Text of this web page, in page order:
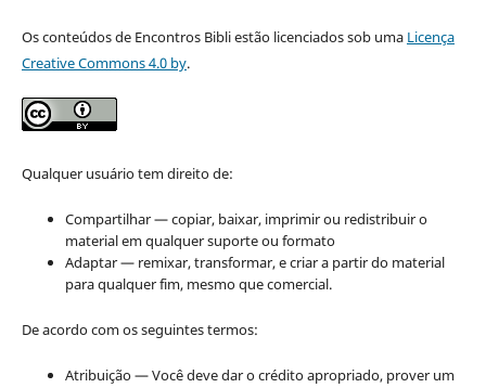
Os conteúdos de Encontros Bibli estão licenciados sob uma Licença
Creative Commons 4.0 by.
Qualquer usuário tem direito de:
Compartilhar — copiar, baixar, imprimir ou redistribuir o
material em qualquer suporte ou formato
Adaptar — remixar, transformar, e criar a partir do material
para qualquer fim, mesmo que comercial.
De acordo com os seguintes termos:
Atribuição — Você deve dar o crédito apropriado, prover um